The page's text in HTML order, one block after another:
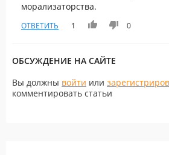
морализаторства.
ОТВЕТИТЬ 1 0
ОБСУЖДЕНИЕ НА САЙТЕ
Вы должны войти или
комментировать статьи